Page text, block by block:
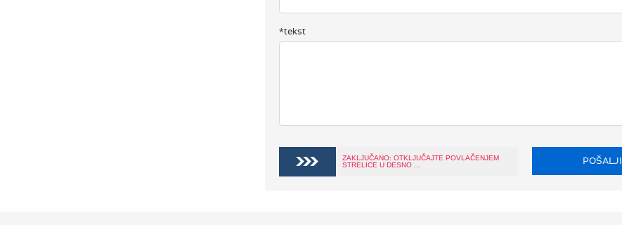
*tekst
ZAKLJUČANO: OTKLJUČAJTE POVLAČENJEM
STRELICE U DESNO ...
POŠALJI